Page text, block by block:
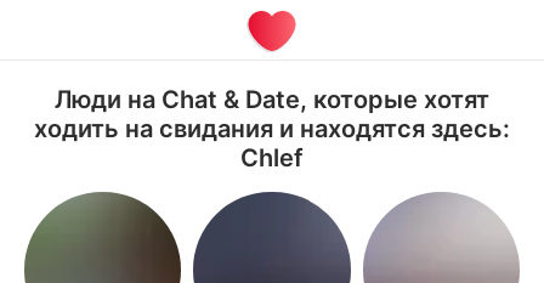
Люди на Chat & Date, которые хотят
ходить на свидания и находятся здесь:
Chlef